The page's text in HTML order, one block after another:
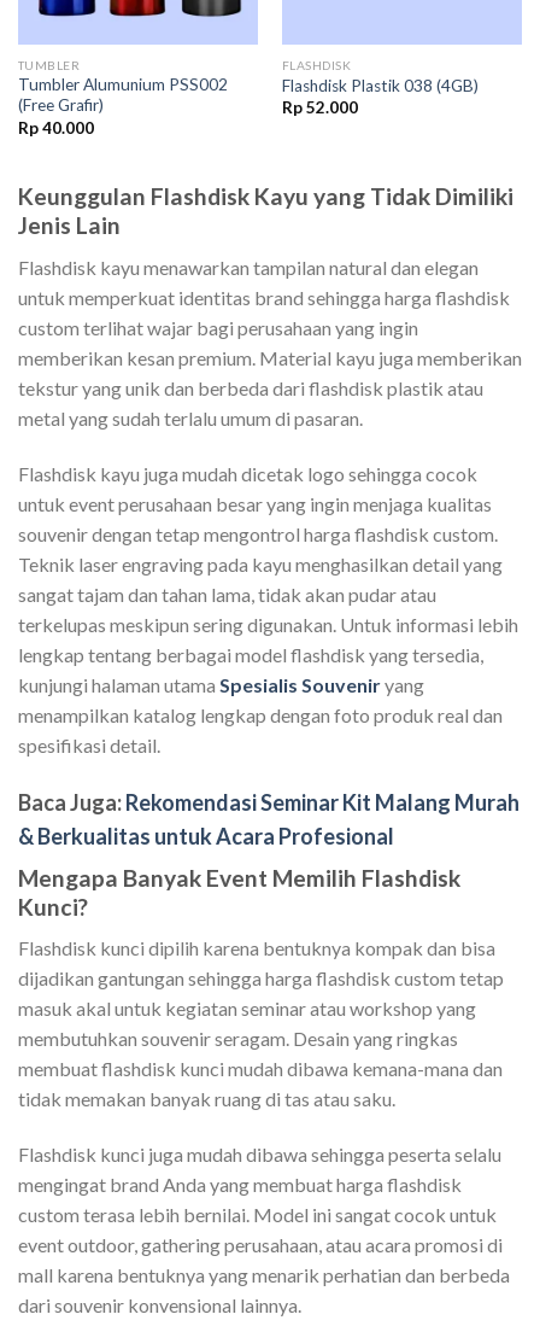
TUMBLER
Tumbler Alumunium PSS002
(Free Grafir)
Rp40.000
FLASHDISK
Flashdisk Plastik 038 (4GB)
Rp52.000
Keunggulan Flashdisk Kayu yang Tidak Dimiliki
Jenis Lain
Flashdisk kayu menawarkan tampilan natural dan elegan
untuk memperkuat identitas brand sehingga harga flashdisk
custom terlihat wajar bagi perusahaan yang ingin
memberikan kesan premium. Material kayu juga memberikan
tekstur yang unik dan berbeda dari flashdisk plastik atau
metal yang sudah terlalu umum di pasaran.
Flashdisk kayu juga mudah dicetak logo sehingga cocok
untuk event perusahaan besar yang ingin menjaga kualitas
souvenir dengan tetap mengontrol harga flashdisk custom.
Teknik laser engraving pada kayu menghasilkan detail yang
sangat tajam dan tahan lama, tidak akan pudar atau
terkelupas meskipun sering digunakan. Untuk informasi lebih
lengkap tentang berbagai model flashdisk yang tersedia,
kunjungi halaman utama Spesialis Souveniryang
menampilkan katalog lengkap dengan foto produk real dan
spesifikasi detail.
Baca Juga:Rekomendasi Seminar Kit Malang Murah
& Berkualitas untuk Acara Profesional
Mengapa Banyak Event Memilih Flashdisk
Kunci?
Flashdisk kunci dipilih karena bentuknya kompak dan bisa
dijadikan gantungan sehingga harga flashdisk custom tetap
masuk akal untuk kegiatan seminar atau workshop yang
membutuhkan souvenir seragam. Desain yang ringkas
membuat flashdisk kunci mudah dibawa kemana-mana dan
tidak memakan banyak ruang di tas atau saku.
Flashdisk kunci juga mudah dibawa sehingga peserta selalu
mengingat brand Anda yang membuat harga flashdisk
custom terasa lebih bernilai. Model ini sangat cocok untuk
event outdoor, gathering perusahaan, atau acara promosi di
mall karena bentuknya yang menarik perhatian dan berbeda
dari souvenir konvensional lainnya.